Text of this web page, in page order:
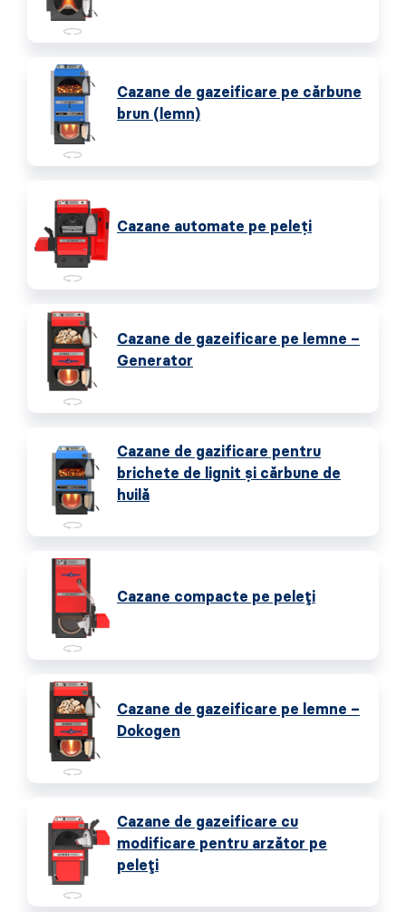
Cazane de gazeificare pe cărbune
brun (lemn)
Cazane automate pe peleţi
Cazane de gazeificare pe lemne –
Generator
Cazane de gazificare pentru
brichete de lignit și cărbune de
huilă
Cazane compacte pe peleți
Cazane de gazeificare pe lemne –
Dokogen
Cazane de gazeificare cu
modificare pentru arzător pe
peleți